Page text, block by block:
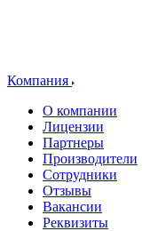
Компания
О компании
Лицензии
Партнеры
Производители
Сотрудники
Отзывы
Вакансии
Реквизиты